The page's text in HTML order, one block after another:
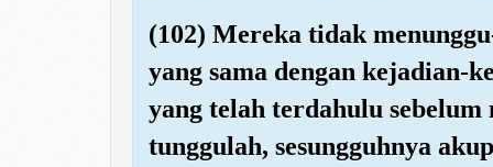
(102) Mereka tidak
yang sama dengan kejadian-
yang telah terdahulu
tunggulah, sesungguhnya